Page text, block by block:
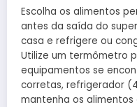
Escolha os alimentos
antes da saída do
casa e refrigere ou
Utilize um termômetro
equipamentos se
corretas, refrigerador
mantenha os